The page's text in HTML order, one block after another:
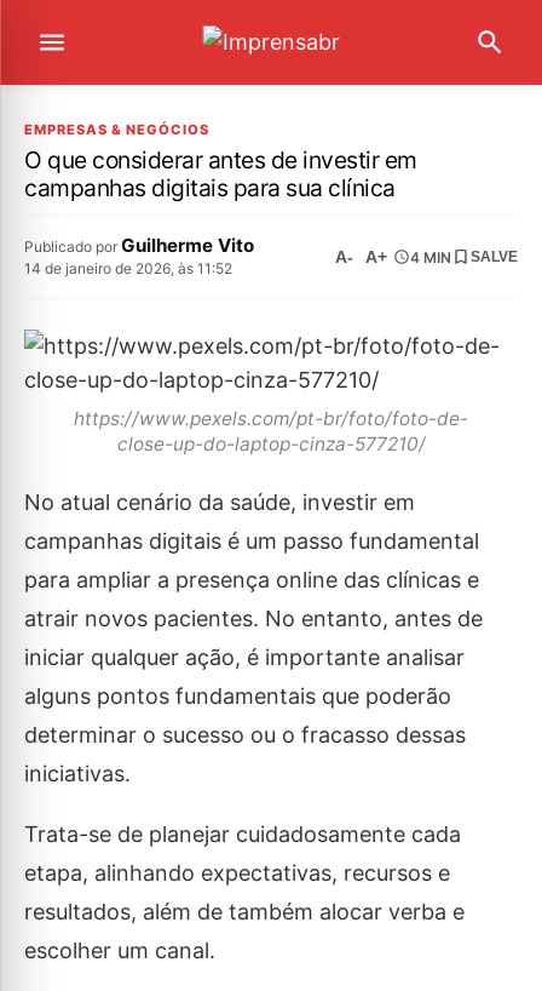
EMPRESAS & NEGÓCIOS
O que considerar antes de investir em
campanhas digitais para sua clínica
Publicado por Guilherme Vito
14 de janeiro de 2026, às 11:52
A- A+ 4 MIN SALVE
https://www.pexels.com/pt-br/foto/foto-de-
close-up-do-laptop-cinza-577210/
No atual cenário da saúde, investir em
campanhas digitais é um passo fundamental
para ampliar a presença online das clínicas e
atrair novos pacientes. No entanto, antes de
iniciar qualquer ação, é importante analisar
alguns pontos fundamentais que poderão
determinar o sucesso ou o fracasso dessas
iniciativas.
Trata-se de planejar cuidadosamente cada
etapa, alinhando expectativas, recursos e
resultados, além de também alocar verba e
escolher um canal.